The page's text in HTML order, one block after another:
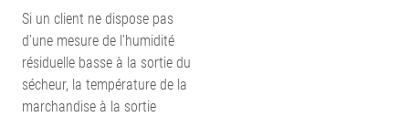
Si un client ne dispose pas
d'une mesure de l'humidité
résiduelle basse à la sortie du
sécheur, la température de la
marchandise à la sortie